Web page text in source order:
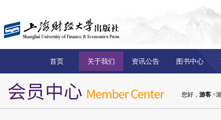
首页 关于我们 资讯公告 图书中心
您好， 游客 <